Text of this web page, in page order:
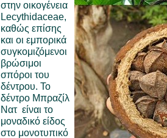
στην οικογένεια
Lecythidaceae,
καθώς επίσης
και οι εμπορικά
συγκομιζόμενοι
βρώσιμοι
σπόροι του
δέντρου. Το
δέντρο Mπραζίλ
Νατ είναι το
μοναδικό είδος
στο μονοτυπικό